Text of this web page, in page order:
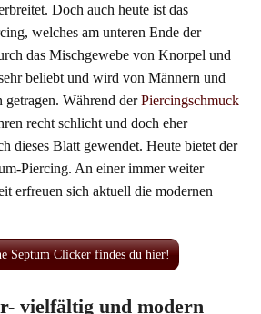
Doch auch heute ist das
welches am unteren Ende der
das Mischgewebe von Knorpel und
beliebt und wird von Männern und
getragen. Während derPiercingschmuck
recht schlicht und doch eher
dieses Blatt gewendet. Heute bietet der
Piercing. An einer immer weiter
erfreuen sich aktuell die modernen
Septum Clicker findes du hier!
vielfältig und modern